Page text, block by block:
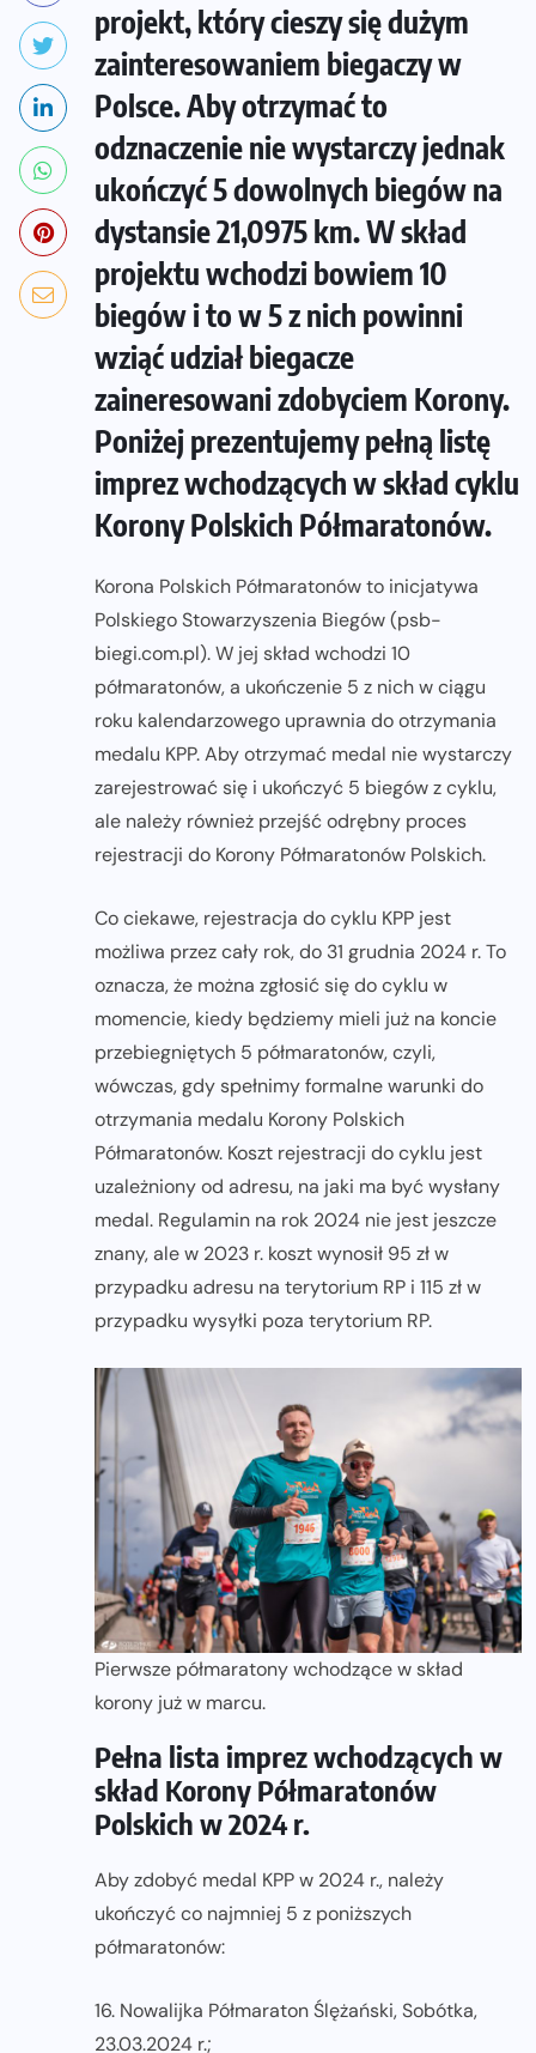
projekt, który cieszy się dużym
zainteresowaniem biegaczy w
Polsce. Aby otrzymać to
odznaczenie nie wystarczy jednak
ukończyć 5 dowolnych biegów na
dystansie 21,0975 km. W skład
projektu wchodzi bowiem 10
biegów i to w 5 z nich powinni
wziąć udział biegacze
zaineresowani zdobyciem Korony.
Poniżej prezentujemy pełną listę
imprez wchodzących w skład cyklu
Korony Polskich Półmaratonów.
Korona Polskich Półmaratonów to inicjatywa
Polskiego Stowarzyszenia Biegów (psb-
biegi.com.pl). W jej skład wchodzi 10
półmaratonów, a ukończenie 5 z nich w ciągu
roku kalendarzowego uprawnia do otrzymania
medalu KPP. Aby otrzymać medal nie wystarczy
zarejestrować się i ukończyć 5 biegów z cyklu,
ale należy również przejść odrębny proces
rejestracji do Korony Półmaratonów Polskich.
Co ciekawe, rejestracja do cyklu KPP jest
możliwa przez cały rok, do 31 grudnia 2024 r. To
oznacza, że można zgłosić się do cyklu w
momencie, kiedy będziemy mieli już na koncie
przebiegniętych 5 półmaratonów, czyli,
wówczas, gdy spełnimy formalne warunki do
otrzymania medalu Korony Polskich
Półmaratonów. Koszt rejestracji do cyklu jest
uzależniony od adresu, na jaki ma być wysłany
medal. Regulamin na rok 2024 nie jest jeszcze
znany, ale w 2023 r. koszt wynosił 95 zł w
przypadku adresu na terytorium RP i 115 zł w
przypadku wysyłki poza terytorium RP.
Pierwsze półmaratony wchodzące w skład
korony już w marcu.
Pełna lista imprez wchodzących w
skład Korony Półmaratonów
Polskich w 2024 r.
Aby zdobyć medal KPP w 2024 r., należy
ukończyć co najmniej 5 z poniższych
półmaratonów:
16. Nowalijka Półmaraton Ślężański, Sobótka,
23.03.2024 r.;